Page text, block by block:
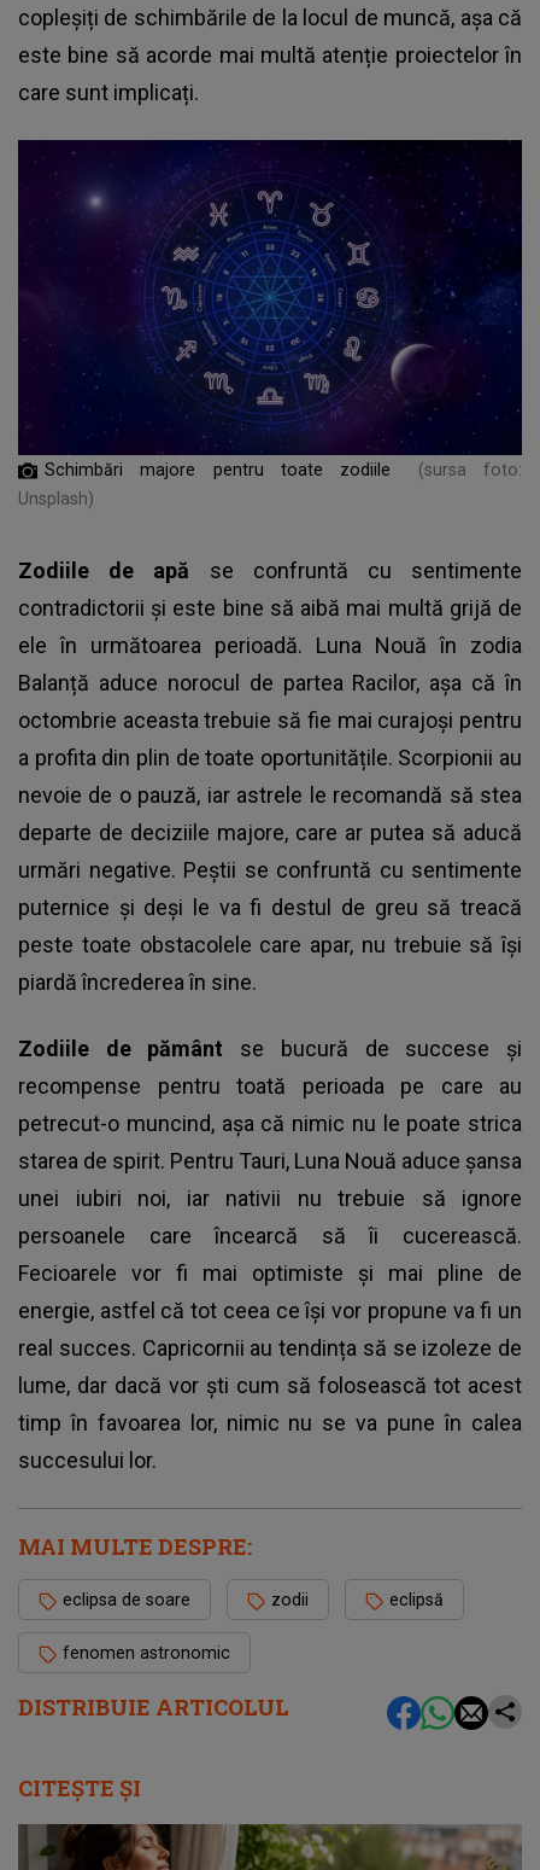
DISTRIBUIE ARTICOLUL
copleșiți de schimbările de la locul de muncă, așa că
este bine să acorde mai multă atenție proiectelor în
care sunt implicați.
Schimbări majore pentru toate zodiile
(sursa foto:
Unsplash)
Zodiile de apă se confruntă cu sentimente
contradictorii și este bine să aibă mai multă grijă de
ele în următoarea perioadă. Luna Nouă în zodia
Balanță aduce norocul de partea Racilor, așa că în
octombrie aceasta trebuie să fie mai curajoși pentru
a profita din plin de toate oportunitățile. Scorpionii au
nevoie de o pauză, iar astrele le recomandă să stea
departe de deciziile majore, care ar putea să aducă
urmări negative. Peștii se confruntă cu sentimente
puternice și deși le va fi destul de greu să treacă
peste toate obstacolele care apar, nu trebuie să își
piardă încrederea în sine.
Zodiile de pământ se bucură de succese și
recompense pentru toată perioada pe care au
petrecut-o muncind, așa că nimic nu le poate strica
starea de spirit. Pentru Tauri, Luna Nouă aduce șansa
unei iubiri noi, iar nativii nu trebuie să ignore
persoanele care încearcă să îi cucerească.
Fecioarele vor fi mai optimiste și mai pline de
energie, astfel că tot ceea ce își vor propune va fi un
real succes. Capricornii au tendința să se izoleze de
lume, dar dacă vor ști cum să folosească tot acest
timp în favoarea lor, nimic nu se va pune în calea
succesului lor.
MAI MULTE DESPRE:
eclipsa de soare zodii eclipsă
fenomen astronomic
CITEȘTE ȘI